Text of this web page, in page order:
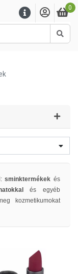
0
sminktermékekés
és egyéb
kozmetikumokat